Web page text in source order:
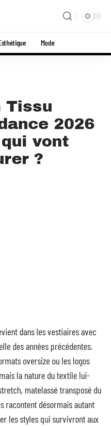
Mode
Tissu
2026
vont
?
dans les vestiaires avec
des années précédentes.
oversize ou les logos
la nature du textile lui-
matelassé transposé du
racontent désormais autant
les styles qui survivront aux